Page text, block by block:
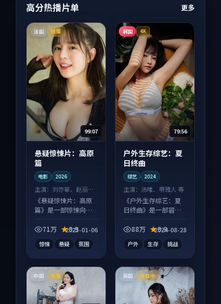
高分热播片单 更多
法国 独播
99:07
悬疑惊悚片：高原
篇
电影 2026
主演： 刘亦菲、赵丽颖
等
《悬疑惊悚片：高原
篇》是一部惊悚向电
息量大，适合沉浸式
71万 9.9
2025-01-06
惊悚 悬疑 氛围
韩国 4K
79:56
户外生存综艺：夏
日终曲
综艺 2024
主演： 汤唯、堺雅人 等
《户外生存综艺：夏
日终曲》是一部冒险
感在线，配乐与镜头
88万 9.9
2024-08-28
户外 生存 挑战
中国 热播 英国 连载中